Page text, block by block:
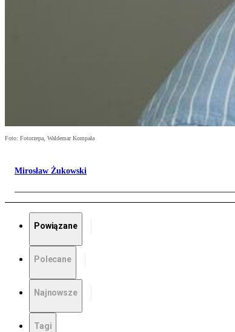
Foto: Fotorzepa, Waldemar Kompała
Mirosław Żukowski
Powiązane
Polecane
Najnowsze
Tagi